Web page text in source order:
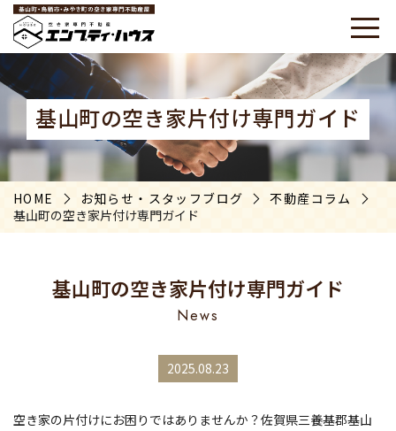
基山町の空き家片付け専門ガイド
HOME お知らせ・スタッフブログ
不動産コラム
基山町の空き家片付け専門ガイド
基山町の空き家片付け専門ガイド
News
2025.08.23
空き家の片付けにお困りではありませんか？佐賀県三養基郡基山